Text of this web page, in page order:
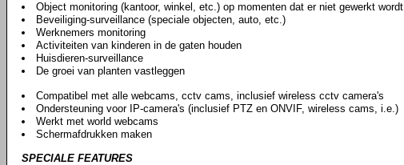
Object monitoring (kantoor, winkel, etc.) op momenten dat er niet gewerkt wordt
Beveiliging-surveillance (speciale objecten, auto, etc.)
Werknemers monitoring
Activiteiten van kinderen in de gaten houden
Huisdieren-surveillance
De groei van planten vastleggen
Compatibel met alle webcams, cctv cams, inclusief wireless cctv camera's
Ondersteuning voor IP-camera's (inclusief PTZ en ONVIF, wireless cams, i.e.)
Werkt met world webcams
Schermafdrukken maken
SPECIALE FEATURES